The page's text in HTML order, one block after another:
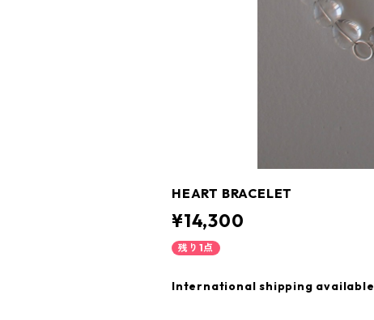
HEART BRACELET
¥14,300
残り1点
International shipping available